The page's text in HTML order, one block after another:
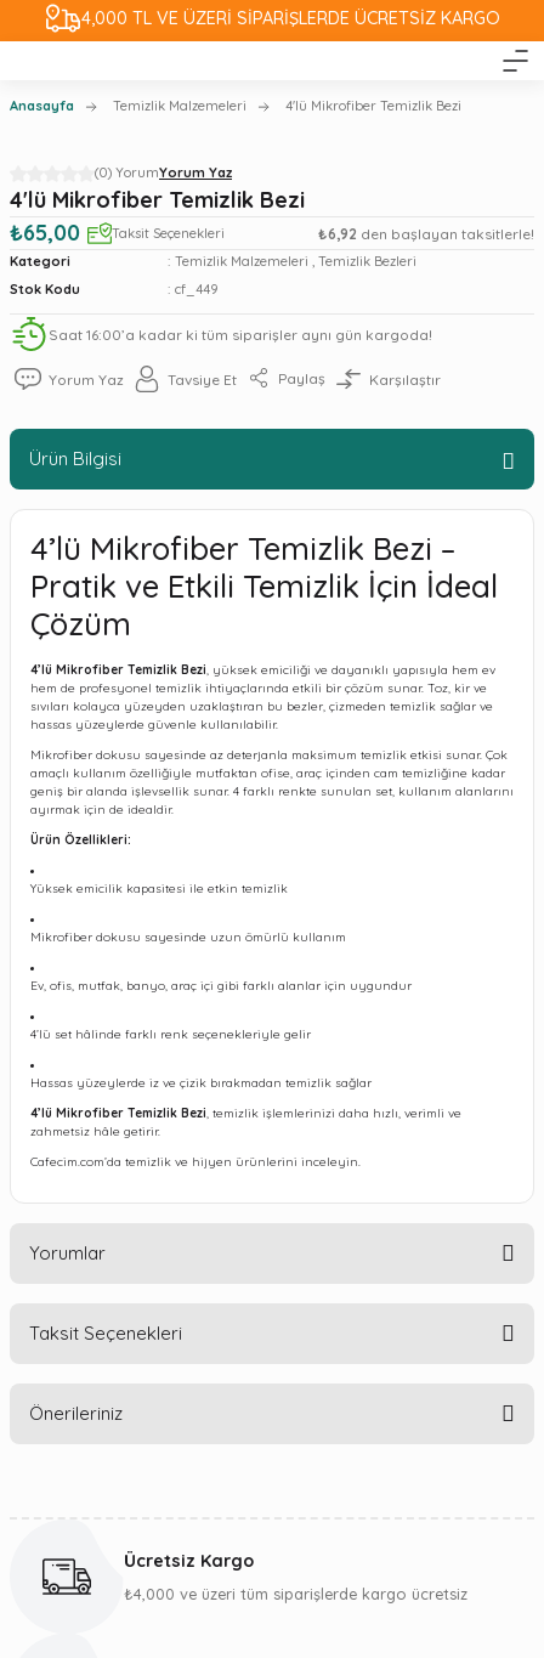
4,000 TL VE ÜZERİ SİPARİŞLERDE ÜCRETSİZ KARGO
Anasayfa Temizlik Malzemeleri 4'lü Mikrofiber Temizlik Bezi
(0) YorumYorum Yaz
4'lü Mikrofiber Temizlik Bezi
₺65,00
Taksit Seçenekleri ₺6,92 den başlayan taksitlerle!
Kategori Temizlik Malzemeleri , Temizlik Bezleri
Stok Kodu
cf_449
Saat 16:00’a kadar ki tüm siparişler aynı gün kargoda!
Yorum Yaz Tavsiye Et Paylaş Karşılaştır
Ürün Bilgisi
4’lü Mikrofiber Temizlik Bezi –
Pratik ve Etkili Temizlik İçin İdeal
Çözüm
4’lü Mikrofiber Temizlik Bezi, yüksek emiciliği ve dayanıklı yapısıyla hem ev
hem de profesyonel temizlik ihtiyaçlarında etkili bir çözüm sunar. Toz, kir ve
sıvıları kolayca yüzeyden uzaklaştıran bu bezler, çizmeden temizlik sağlar ve
hassas yüzeylerde güvenle kullanılabilir.
Mikrofiber dokusu sayesinde az deterjanla maksimum temizlik etkisi sunar. Çok
amaçlı kullanım özelliğiyle mutfaktan ofise, araç içinden cam temizliğine kadar
geniş bir alanda işlevsellik sunar. 4 farklı renkte sunulan set, kullanım alanlarını
ayırmak için de idealdir.
Ürün Özellikleri:
Yüksek emicilik kapasitesi ile etkin temizlik
Mikrofiber dokusu sayesinde uzun ömürlü kullanım
Ev, ofis, mutfak, banyo, araç içi gibi farklı alanlar için uygundur
4’lü set hâlinde farklı renk seçenekleriyle gelir
Hassas yüzeylerde iz ve çizik bırakmadan temizlik sağlar
4’lü Mikrofiber Temizlik Bezi, temizlik işlemlerinizi daha hızlı, verimli ve
zahmetsiz hâle getirir.
Cafecim.com’da temizlik ve hijyen ürünlerini inceleyin.
Yorumlar
Taksit Seçenekleri
Önerileriniz
Görüş ve önerileriniz için teşekkür ederiz.
Ücretsiz Kargo
₺4,000 ve üzeri tüm siparişlerde kargo ücretsiz